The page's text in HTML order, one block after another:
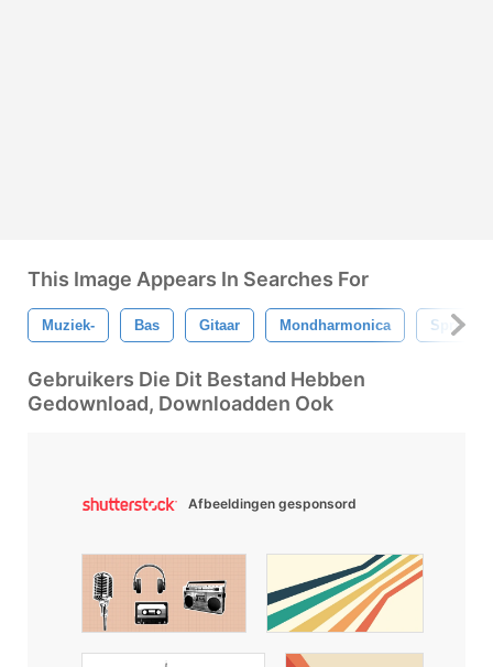
This Image Appears In Searches For
Muziek- Bas Gitaar Mondharmonica Spreker
Gebruikers Die Dit Bestand Hebben
Gedownload, Downloadden Ook
Afbeeldingen gesponsord